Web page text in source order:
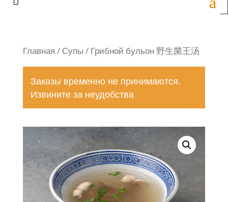
Главная / Супы / Грибной бульон 野生菌王汤
Заказы временно не принимаются.
Извините за неудобства